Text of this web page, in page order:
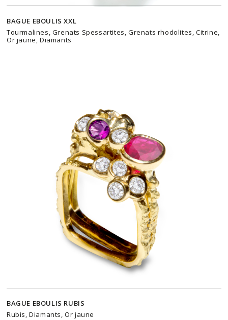
BAGUE EBOULIS XXL
Tourmalines, Grenats Spessartites, Grenats rhodolites, Citrine,
Or jaune, Diamants
BAGUE EBOULIS RUBIS
Rubis, Diamants, Or jaune